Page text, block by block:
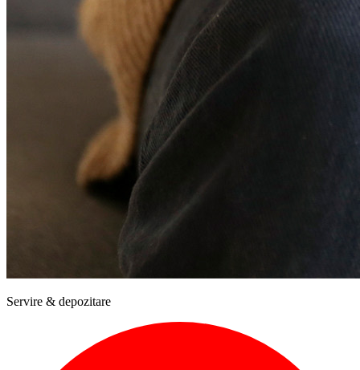
Servire & depozitare